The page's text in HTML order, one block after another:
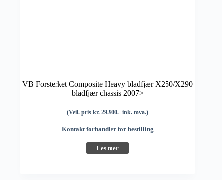
VB Forsterket Composite Heavy bladfjær X250/X290
bladfjær chassis 2007>
(Veil. pris kr. 29.900.- ink. mva.)
Kontakt forhandler for bestilling
Les mer